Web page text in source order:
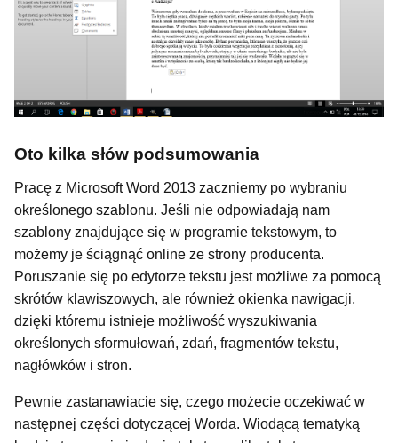
Oto kilka słów podsumowania
Pracę z Microsoft Word 2013 zaczniemy po wybraniu
określonego szablonu. Jeśli nie odpowiadają nam
szablony znajdujące się w programie tekstowym, to
możemy je ściągnąć online ze strony producenta.
Poruszanie się po edytorze tekstu jest możliwe za pomocą
skrótów klawiszowych, ale również okienka nawigacji,
dzięki któremu istnieje możliwość wyszukiwania
określonych sformułowań, zdań, fragmentów tekstu,
nagłówków i stron.
Pewnie zastanawiacie się, czego możecie oczekiwać w
następnej części dotyczącej Worda. Wiodącą tematyką